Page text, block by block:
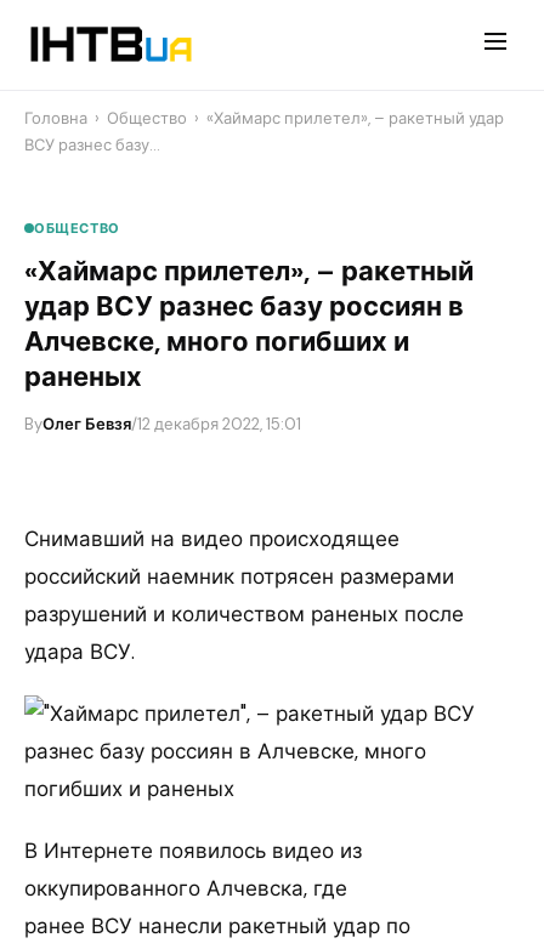
Головна › Общество › «Хаймарс прилетел», – ракетный удар
ВСУ разнес базу…
ОБЩЕСТВО
«Хаймарс прилетел», – ракетный
удар ВСУ разнес базу россиян в
Алчевске, много погибших и
раненых
ByОлег Бевзя/12 декабря 2022, 15:01
Снимавший на видео происходящее
российский наемник потрясен размерами
разрушений и количеством раненых после
удара ВСУ.
В Интернете появилось видео из
оккупированного Алчевска, где
ранее ВСУ нанесли ракетный удар по